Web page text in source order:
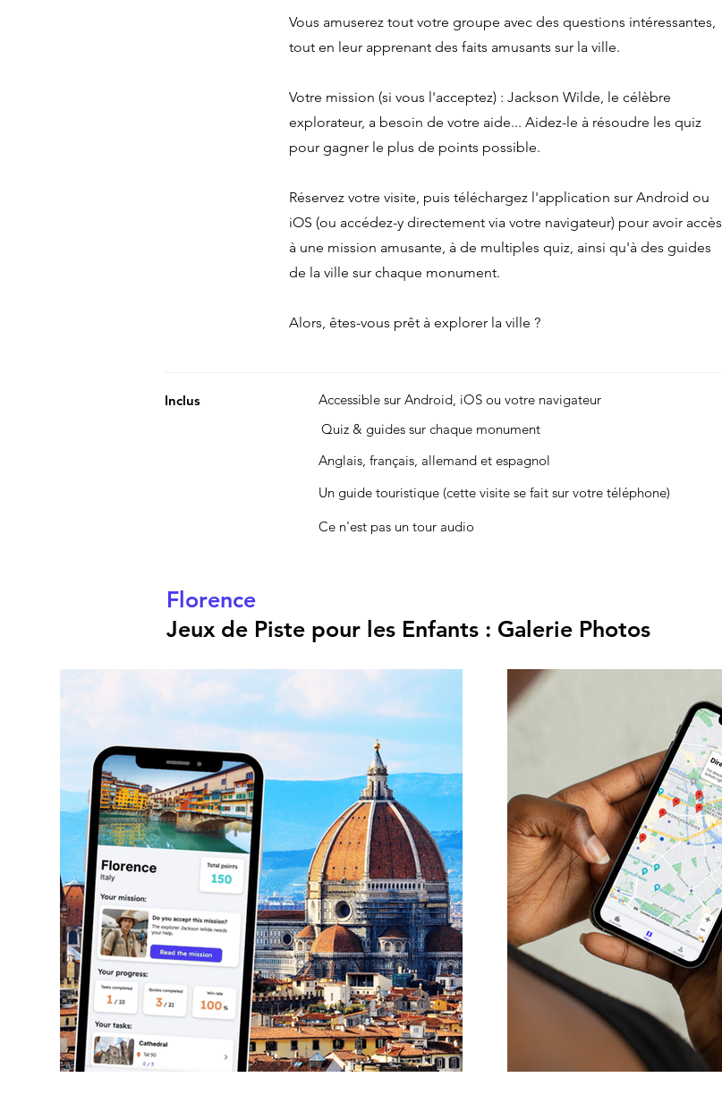
Vous amuserez tout votre groupe avec des questions intéressantes,
tout en leur apprenant des faits amusants sur la ville.
Votre mission (si vous l'acceptez) : Jackson Wilde, le célèbre
explorateur, a besoin de votre aide... Aidez-le à résoudre les quiz
pour gagner le plus de points possible.
Réservez votre visite, puis téléchargez l'application sur Android ou
iOS (ou accédez-y directement via votre navigateur) pour avoir accès
à une mission amusante, à de multiples quiz, ainsi qu'à des guides
de la ville sur chaque monument.
Alors, êtes-vous prêt à explorer la ville ?
Inclus
Accessible sur Android, iOS ou votre navigateur
Quiz & guides sur chaque monument
Anglais, français, allemand et espagnol
Un guide touristique (cette visite se fait sur votre téléphone)
Ce n'est pas un tour audio
Florence
Jeux de Piste pour les Enfants : Galerie Photos